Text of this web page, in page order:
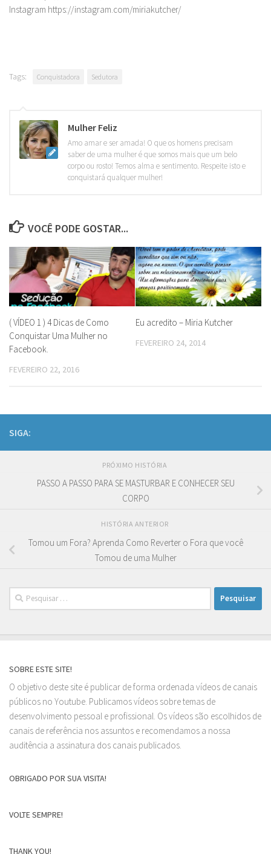
Instagram https://instagram.com/miriakutcher/
Tags: Conquistadora Sedutora
Mulher Feliz
Amo amar e ser amada! O que os homens precisam
saber de uma mulher é que somos mais que um belo
corpo ou rosto! Temos alma e sentimento. Respeite isto e
conquistará qualquer mulher!
VOCÊ PODE GOSTAR...
( VÍDEO 1 ) 4 Dicas de Como
Conquistar Uma Mulher no
Facebook.
FEVEREIRO 22, 2016
Eu acredito – Miria Kutcher
FEVEREIRO 24, 2014
SIGA:
PRÓXIMO HISTÓRIA
PASSO A PASSO PARA SE MASTURBAR E CONHECER SEU
CORPO
HISTÓRIA ANTERIOR
Tomou um Fora? Aprenda Como Reverter o Fora que você
Tomou de uma Mulher
Pesquisar
por:
SOBRE ESTE SITE!
O objetivo deste site é publicar de forma ordenada vídeos de canais
públicos no Youtube. Publicamos vídeos sobre temas de
desenvolvimento pessoal e profissional. Os vídeos são escolhidos de
canais de referência nos assuntos e recomendamos a nossa
auditência a assinatura dos canais publicados.
OBRIGADO POR SUA VISITA!
VOLTE SEMPRE!
THANK YOU!